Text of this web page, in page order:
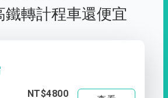
鐵轉計程車還便宜
NT$4800